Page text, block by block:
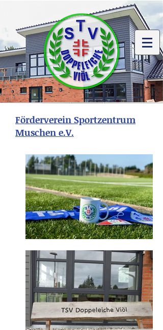
Förderverein Sportzentrum
Muschen e.V.